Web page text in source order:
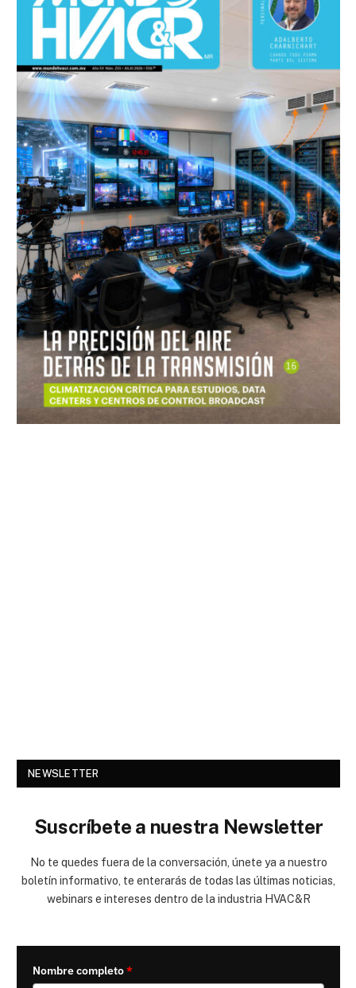
NEWSLETTER
Suscríbete a nuestra Newsletter
No te quedes fuera de la conversación, únete ya a nuestro
boletín informativo, te enterarás de todas las últimas noticias,
webinars e intereses dentro de la industria HVAC&R
Nombre completo*